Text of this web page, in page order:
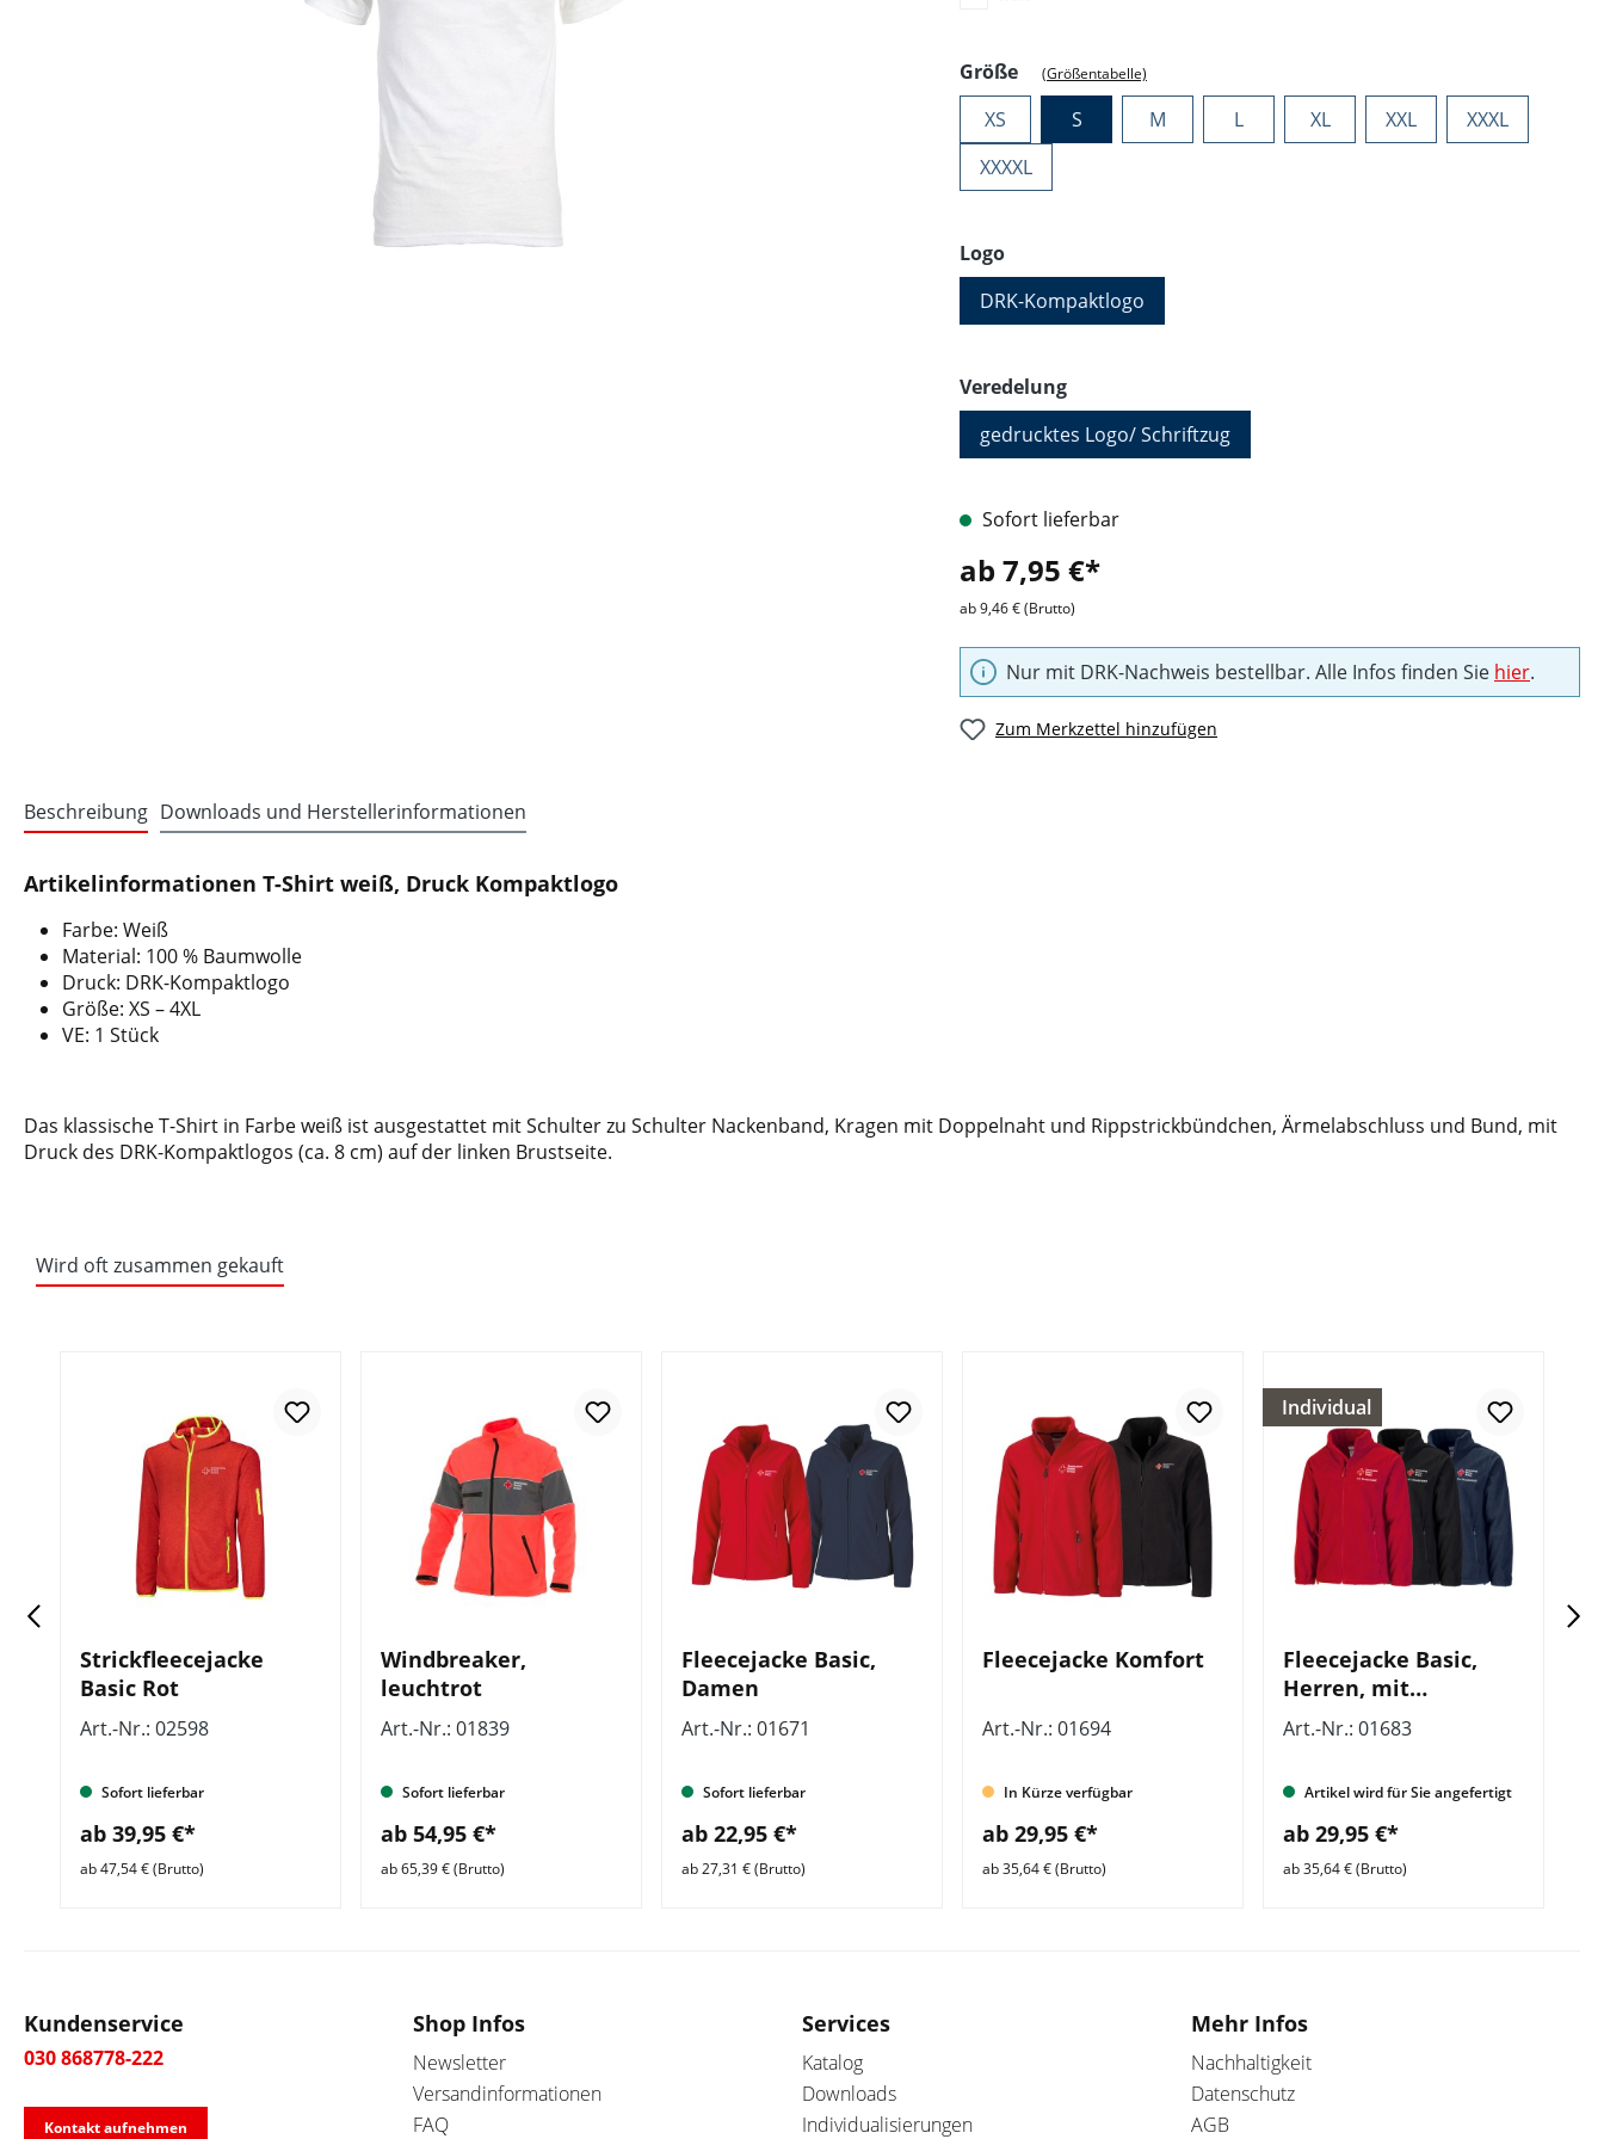
Größeauswählen
(Größentabelle)
XS S M L XL XXL
XXXL
XXXXL
Logoauswählen
DRK-Kompaktlogo
Veredelungauswählen
gedrucktes Logo/ Schriftzug
Sofort lieferbar
ab 7,95 €*
ab 9,46 € (Brutto)
Nur mit DRK-Nachweis bestellbar. Alle Infos finden Sie hier.
Zum Merkzettel hinzufügen
Beschreibung Downloads und Herstellerinformationen
Artikelinformationen T-Shirt weiß, Druck Kompaktlogo
Farbe: Weiß
Material: 100 % Baumwolle
Druck: DRK-Kompaktlogo
Größe: XS – 4XL
VE: 1 Stück
Das klassische T-Shirt in Farbe weiß ist ausgestattet mit Schulter zu Schulter Nackenband, Kragen mit Doppelnaht und Rippstrickbündchen, Ärmelabschluss und Bund, mit
Druck des DRK-Kompaktlogos (ca. 8 cm) auf der linken Brustseite.
Wird oft zusammen gekauft
Strickfleecejacke
Basic Rot
Art.-Nr.: 02598
Sofort lieferbar
ab 39,95 €*
ab 47,54 € (Brutto)
Windbreaker,
leuchtrot
Art.-Nr.: 01839
Sofort lieferbar
ab 54,95 €*
ab 65,39 € (Brutto)
Fleecejacke Basic,
Damen
Art.-Nr.: 01671
Sofort lieferbar
ab 22,95 €*
ab 27,31 € (Brutto)
Fleecejacke Komfort
Art.-Nr.: 01694
In Kürze verfügbar
ab 29,95 €*
ab 35,64 € (Brutto)
Individual
Fleecejacke Basic,
Herren, mit
Zusatzzeile vorn
Art.-Nr.: 01683
Artikel wird für Sie angefertigt
ab 29,95 €*
ab 35,64 € (Brutto)
Kundenservice
030 868778-222
Kontakt aufnehmen
Shop Infos
Newsletter
Versandinformationen
FAQ
Services
Katalog
Downloads
Individualisierungen
Mehr Infos
Nachhaltigkeit
Datenschutz
AGB